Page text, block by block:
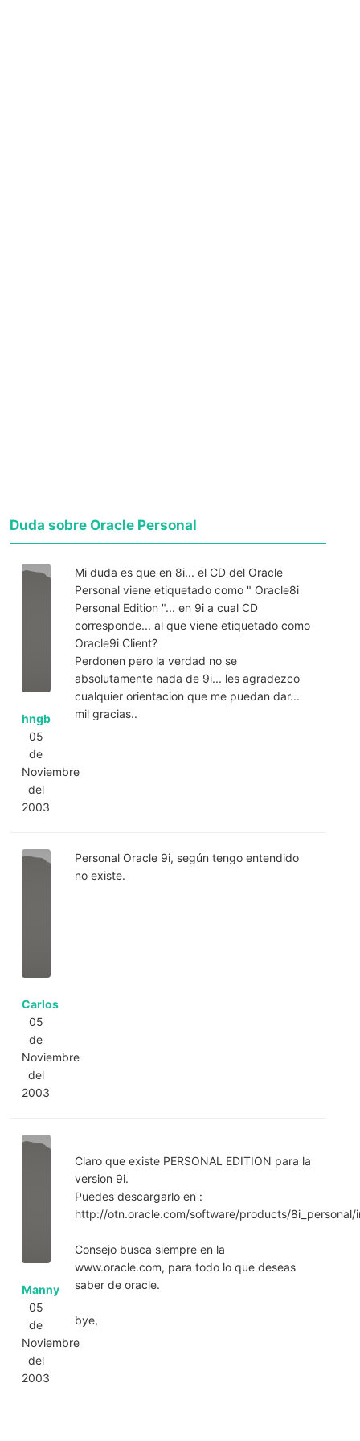
Duda sobre Oracle Personal
hngb
05
de
Noviembre
del
2003
Mi duda es que en 8i... el CD del Oracle
Personal viene etiquetado como " Oracle8i
Personal Edition "... en 9i a cual CD
corresponde... al que viene etiquetado como
Oracle9i Client?
Perdonen pero la verdad no se
absolutamente nada de 9i... les agradezco
cualquier orientacion que me puedan dar...
mil gracias..
Carlos
05
de
Noviembre
del
2003
Personal Oracle 9i, según tengo entendido
no existe.
Manny
05
de
Noviembre
del
2003
Claro que existe PERSONAL EDITION para la
version 9i.
Puedes descargarlo en :
http://otn.oracle.com/software/products/8i_personal/
Consejo busca siempre en la
www.oracle.com, para todo lo que deseas
saber de oracle.
bye,